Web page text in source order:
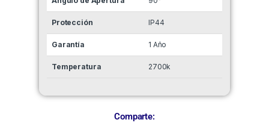
Protección IP44
Garantía 1 Año
Temperatura 2700k
Comparte: